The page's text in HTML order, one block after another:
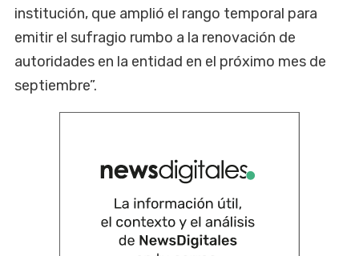
institución, que amplió el rango temporal para
emitir el sufragio rumbo a la renovación de
autoridades en la entidad en el próximo mes de
septiembre”.